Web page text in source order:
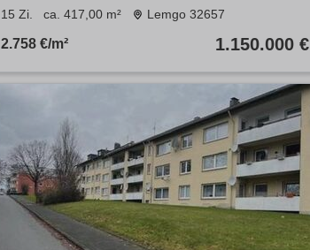
15 Zi. ca. 417,00 m² Lemgo 32657
2.758 €/m² 1.150.000 €